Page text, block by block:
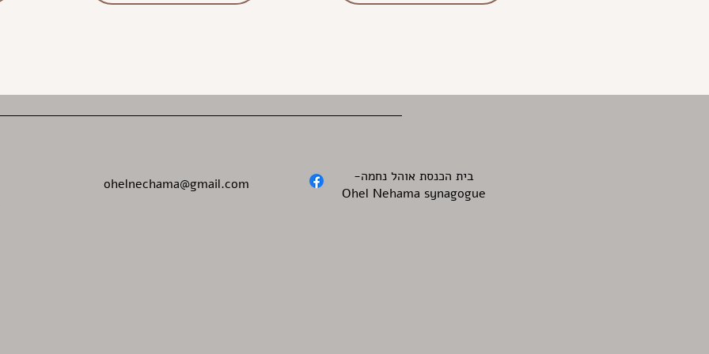
ohelnechama@gmail.com
בית הכנסת אוהל נחמה-
Ohel Nehama synagogue